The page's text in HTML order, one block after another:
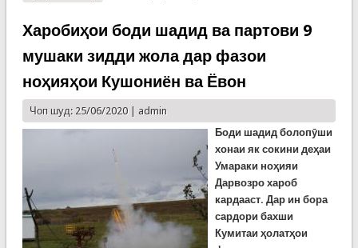
Харобиҳои боди шадид ва партови 9
мушаки зидди жола дар фазои
ноҳияҳои Кушониён ва Ёвон
Чоп шуд: 25/06/2020 | admin
Боди шадид болопӯши
хонаи як сокини деҳаи
Умараки ноҳияи
Дарвозро хароб
кардааст. Дар ин бора
сардори бахши
Кумитаи ҳолатҳои